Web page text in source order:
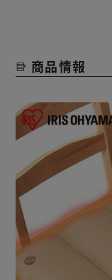
商品情報